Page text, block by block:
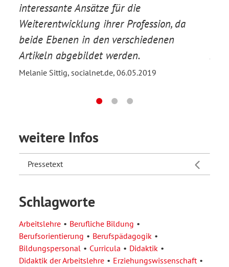
interessante Ansätze für die
Weiterentwicklung ihrer Profession, da
beide Ebenen in den verschiedenen
Artikeln abgebildet werden.
Melanie Sittig, socialnet.de, 06.05.2019
weitere Infos
Pressetext
Schlagworte
Arbeitslehre
Berufliche Bildung
Berufsorientierung
Berufspädagogik
Bildungspersonal
Curricula
Didaktik
Didaktik der Arbeitslehre
Erziehungswissenschaft